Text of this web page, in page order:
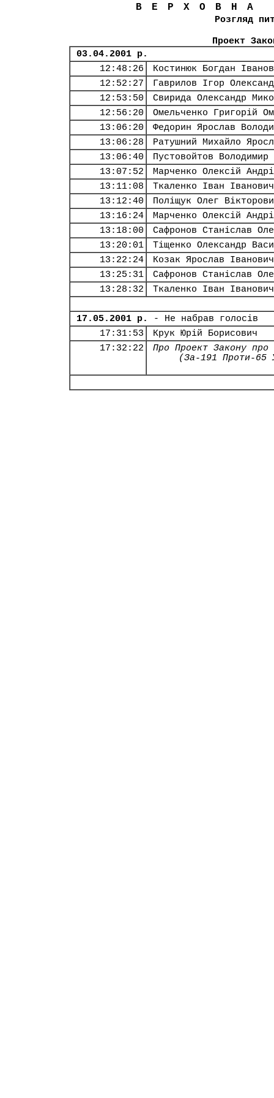
Розгляд
Проект
03.04.2001 р.
12:48:26
Костинюк Богдан
12:52:27
Гаврилов Ігор
12:53:50
Свирида Олександр
12:56:20
Омельченко Григорій
13:06:20
Федорин Ярослав
13:06:28
Ратушний Михайло
13:06:40
Пустовойтов Володимир
13:07:52
Марченко Олексій
13:11:08
Ткаленко Іван Іванович
13:12:40
Поліщук Олег
13:16:24
Марченко Олексій
13:18:00
Сафронов Станіслав
13:20:01
Тіщенко Олександр
13:22:24
Козак Ярослав Іванович
13:25:31
Сафронов Станіслав
13:28:32
Ткаленко Іван Іванович
17.05.2001 р.
- Не набрав голосів
17:31:53
Крук Юрій Борисович
17:32:22
Про Проект Закону про
(За-191 Проти-65